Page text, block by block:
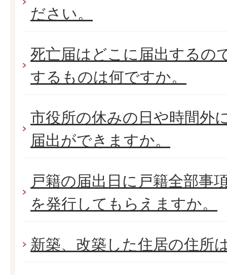
ださい。
死亡届はどこに届出するの
するものは何ですか。
市役所の休みの日や時間外
届出ができますか。
戸籍の届出日に戸籍全部事
を発行してもらえますか。
新築、改築した住居の住所